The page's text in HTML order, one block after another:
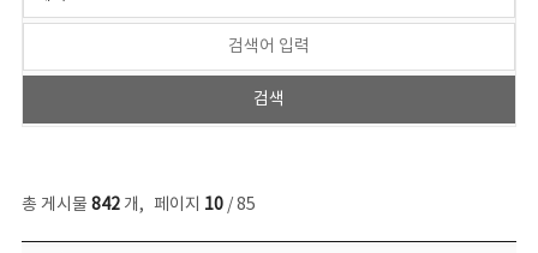
총 게시물 842개, 페이지 10/ 85
공지사항 목록 - 번호, 제목, 작성자, 파일, 조회수, 작성일 정보 제공